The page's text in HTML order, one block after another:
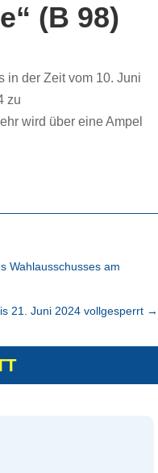
(B 98)
in der Zeit vom 10. Juni
zu
wird über eine Ampel
Wahlausschusses am
21. Juni 2024 vollgesperrt →